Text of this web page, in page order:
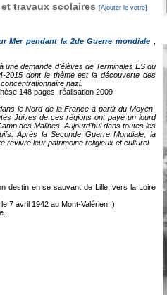
travaux scolaires [Ajouter le votre]
Mer pendant la 2de Guerre mondiale
une demande d'élèves de Terminales ES du
2015 dont le thème est la découverte des
nazi.
148 pages, réalisation 2009
le Nord de la France à partir du Moyen-
Juives de ces régions ont payé un lourd
des Malines. Aujourd'hui dans toutes les
Après la Seconde Guerre Mondiale, la
revivre leur patrimoine religieux et culturel.
destin en se sauvant de Lille, vers la Loire
7 avril 1942 au Mont-Valérien. )